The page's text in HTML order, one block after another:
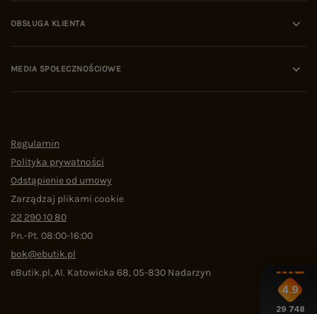
OBSŁUGA KLIENTA
MEDIA SPOŁECZNOŚCIOWE
Regulamin
Polityka prywatności
Odstąpienie od umowy
Zarządzaj plikami cookie
22 290 10 80
Pn.-Pt. 08:00-16:00
bok@ebutik.pl
eButik.pl,Al. Katowicka 68,05-830 Nadarzyn
4.9
29 748